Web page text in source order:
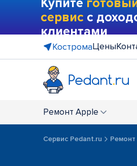
Купите
сервис с
клиентами
КостромаЦены
Ремонт Apple
Сервис Pedant.ru